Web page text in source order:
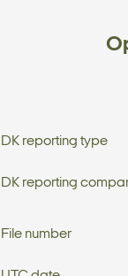
DK reporting type
DK reporting
File number